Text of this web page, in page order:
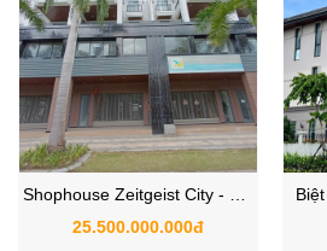
Shophouse Zeitgeist City - GS
Metro City Nhà Bè chỉ 25.5 tỷ
25.500.000.000đ